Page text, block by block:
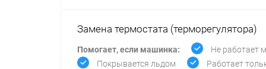
Замена термостата (терморегулятора)
Помогает, если машинка:
Не работает
Покрывается льдом
Работает